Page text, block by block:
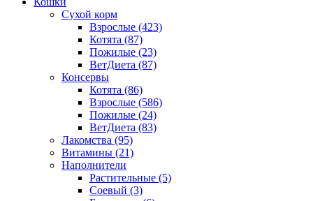
Сухой корм
Взрослые (423)
Котята (87)
Пожилые (23)
ВетДиета (87)
Консервы
Котята (86)
Взрослые (586)
Пожилые (24)
ВетДиета (83)
Лакомства (95)
Витамины (21)
Наполнители
Растительные (5)
Соевый (3)